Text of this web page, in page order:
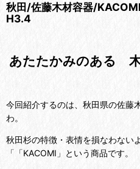
秋田/佐藤木材容器/
H3.4
あたたかみのある
今回紹介するのは、秋田県の佐藤
わ。
秋田杉の特徴・表情を損なわない
「「KACOMI」という商品です。